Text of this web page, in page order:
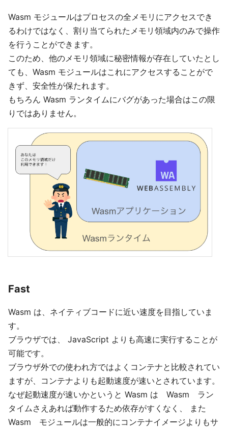
Wasm モジュールはプロセスの全メモリにアクセスでき
るわけではなく、割り当てられたメモリ領域内のみで操作
を行うことができます。
このため、他のメモリ領域に秘密情報が存在していたとし
ても、Wasm モジュールはこれにアクセスすることがで
きず、安全性が保たれます。
もちろん Wasm ランタイムにバグがあった場合はこの限
りではありません。
Fast
Wasm は、ネイティブコードに近い速度を目指していま
す。
ブラウザでは、 JavaScript よりも高速に実行することが
可能です。
ブラウザ外での使われ方ではよくコンテナと比較されてい
ますが、コンテナよりも起動速度が速いとされています。
なぜ起動速度が速いかというと Wasm は Wasm ラン
タイムさえあれば動作するため依存がすくなく、 また
Wasm モジュールは一般的にコンテナイメージよりもサ